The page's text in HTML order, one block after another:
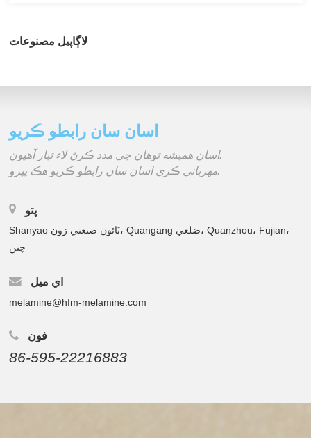
لاڳاپيل مصنوعات
اسان سان رابطو ڪريو
اسان هميشه توهان جي مدد ڪرڻ لاء تيار آهيون.
مهرباني ڪري اسان سان رابطو ڪريو هڪ ڀيرو.
پتو
Shanyao ٽائون صنعتي زون، Quangang ضلعي، Quanzhou، Fujian،
چين
اي ميل
melamine@hfm-melamine.com
فون
86-595-22216883